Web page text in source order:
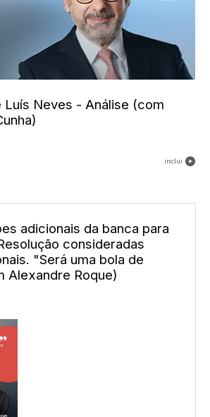
Luís Neves - Análise (com
inclui
adicionais da banca para
consideradas
"Será uma bola de
Alexandre Roque)